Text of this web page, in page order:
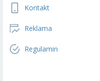
Kontakt
Reklama
Regulamin